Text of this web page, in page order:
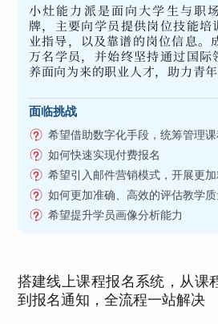
小灶能力派是面向大学生与职
牌，主要向学员提供岗位技能培
业指导，以及靠谱的岗位信息。
万名学员，并始终坚持通过国际
养面向为来的职业人才，助力青年
面临挑战
希望借助数字化手段，统筹管理
如何快速实现付费报名
希望引入邮件营销模式，开展更
如何更加准确、高效的评估教学
希望提升学员画像分析能力
搭建线上课程报名系统，从课
到报名通知，全流程一站解决